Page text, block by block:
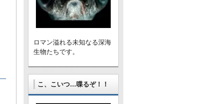
ロマン溢れる未知なる深海
生物たちです。
こ、こいつ…喋るぞ！！